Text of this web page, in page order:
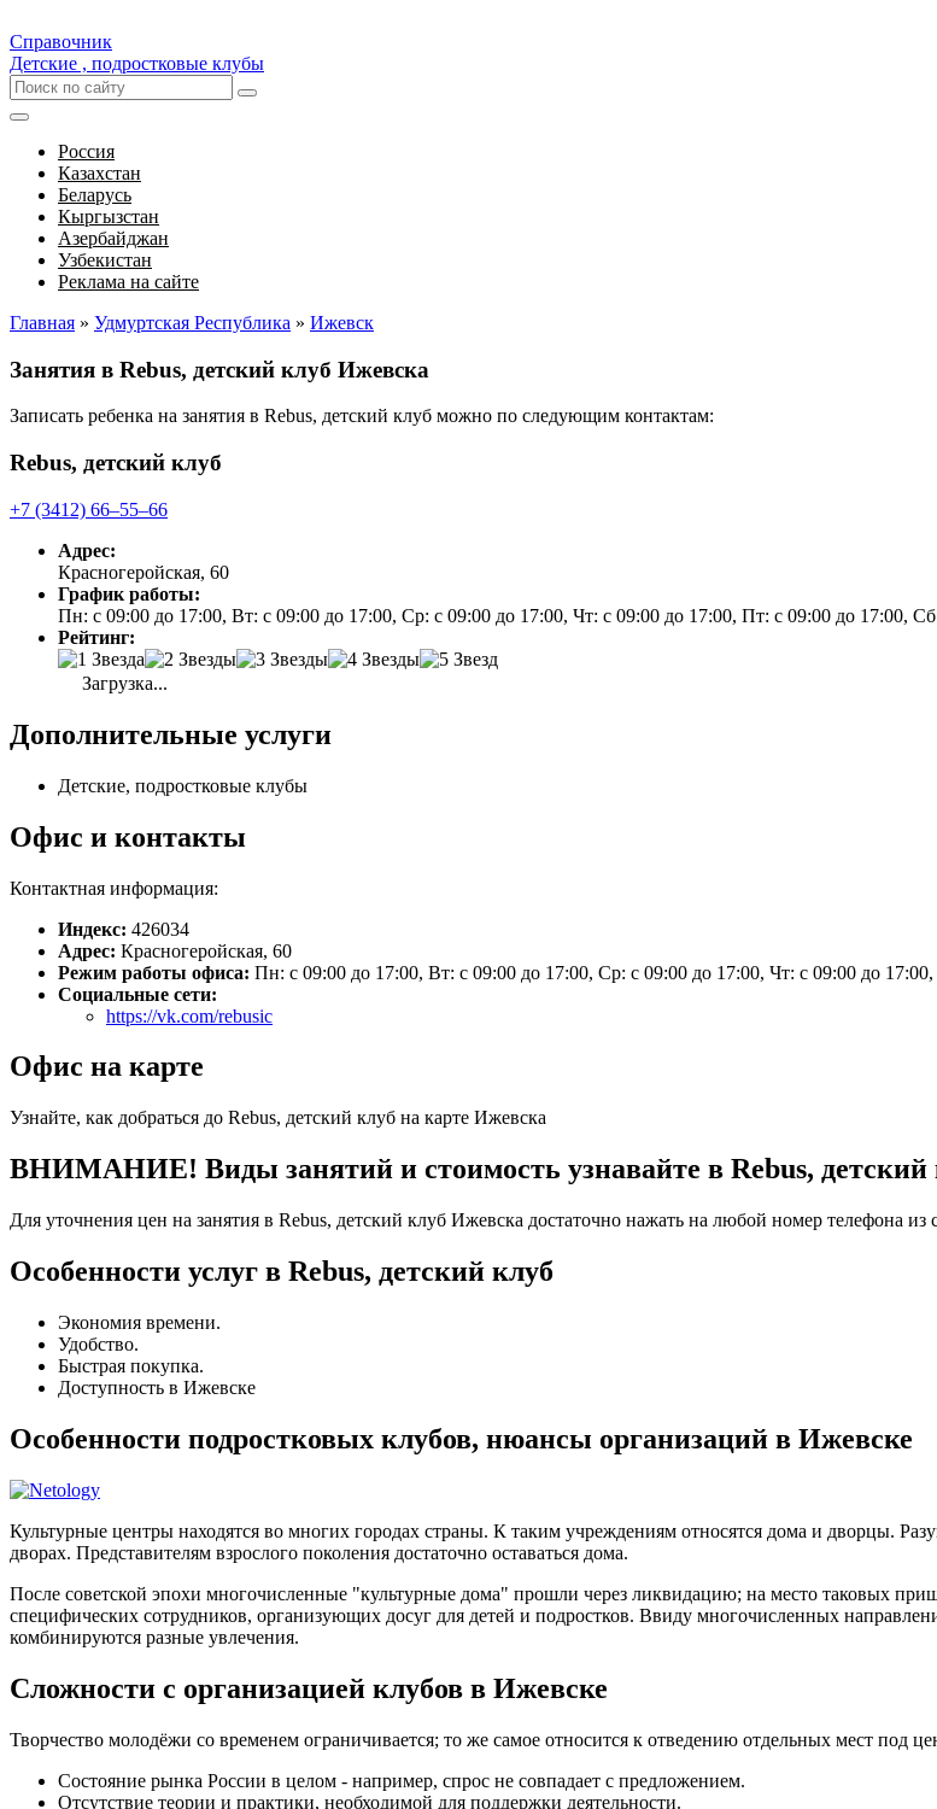
Справочник
Детские , подростковые клубы
Россия
Казахстан
Беларусь
Кыргызстан
Азербайджан
Узбекистан
Реклама на сайте
Главная » Удмуртская Республика » Ижевск
Занятия в Rebus, детский клуб Ижевска
Записать ребенка на занятия в Rebus, детский клуб можно по следующим контактам:
Rebus, детский клуб
+7 (3412) 66‒55‒66
Адрес:
Красногеройская, 60
График работы:
Пн: с 09:00 до 17:00, Вт: с 09:00 до 17:00, Ср: с 09:00 до 17:00, Чт: с 09:00 до 17:00, Пт: с 09:00 до 17:00,
Рейтинг:
Загрузка...
Дополнительные услуги
Детские, подростковые клубы
Офис и контакты
Контактная информация:
Индекс: 426034
Адрес: Красногеройская, 60
Режим работы офиса: Пн: с 09:00 до 17:00, Вт: с 09:00 до 17:00, Ср: с 09:00 до 17:00, Чт: с 09:00 до
Социальные сети:
https://vk.com/rebusic
Офис на карте
Узнайте, как добраться до Rebus, детский клуб на карте Ижевска
ВНИМАНИЕ! Виды занятий и стоимость узнавайте в Rebus, детский
Для уточнения цен на занятия в Rebus, детский клуб Ижевска достаточно нажать на любой номер телефона из
Особенности услуг в Rebus, детский клуб
Экономия времени.
Удобство.
Быстрая покупка.
Доступность в Ижевске
Особенности подростковых клубов, нюансы организаций в Ижевске
Культурные центры находятся во многих городах страны. К таким учреждениям относятся дома и дворцы.
дворах. Представителям взрослого поколения достаточно оставаться дома.
После советской эпохи многочисленные "культурные дома" прошли через ликвидацию; на место таковых
специфических сотрудников, организующих досуг для детей и подростков. Ввиду многочисленных
комбинируются разные увлечения.
Сложности с организацией клубов в Ижевске
Творчество молодёжи со временем ограничивается; то же самое относится к отведению отдельных мест под
Состояние рынка России в целом - например, спрос не совпадает с предложением.
Отсутствие теории и практики, необходимой для поддержки деятельности.